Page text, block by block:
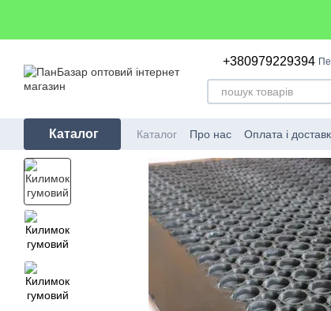
+380979229394
Каталог Каталог Про нас Оплата і